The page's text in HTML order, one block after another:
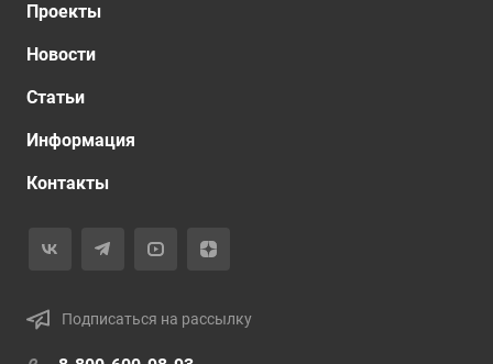
Проекты
Новости
Статьи
Информация
Контакты
Подписаться на рассылку